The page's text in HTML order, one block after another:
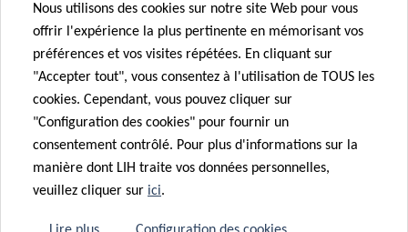
14 Jan 2021
Les
Télévie «
retournent au
laboratoire » !
11 Déc 2020
New insights
Glioblastoma
invasiveness
10 Déc 2020
Des
collaborations
transfrontalières
06 Nov 2020
Advancing
cancer
Nous utilisons des cookies sur notre site Web pour vous
offrir l'expérience la plus pertinente en mémorisant vos
préférences et vos visites répétées. En cliquant sur
"Accepter tout", vous consentez à l'utilisation de TOUS les
cookies. Cependant, vous pouvez cliquer sur
"Configuration des cookies" pour fournir un
consentement contrôlé. Pour plus d'informations sur la
manière dont LIH traite vos données personnelles,
veuillez cliquer sur ici.